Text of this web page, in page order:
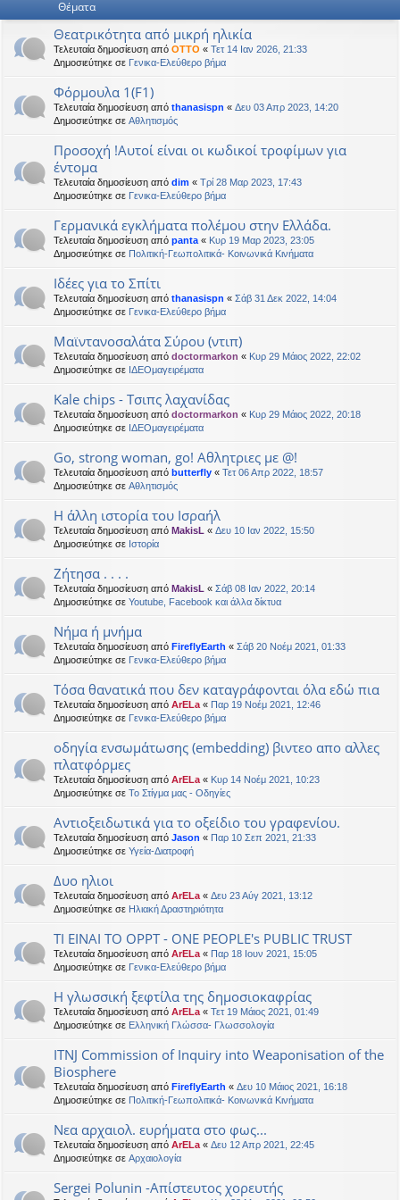
Θέματα
Θεατρικότητα από μικρή ηλικία
Τελευταία δημοσίευση από OTTO « Τετ 14 Ιαν 2026, 21:33
Δημοσιεύτηκε σε Γενικα-Ελεύθερο βήμα
Φόρμουλα 1(F1)
Τελευταία δημοσίευση από thanasispn « Δευ 03 Απρ 2023, 14:20
Δημοσιεύτηκε σε Αθλητισμός
Προσοχή !Αυτοί είναι οι κωδικοί τροφίμων για
έντομα
Τελευταία δημοσίευση από dim « Τρί 28 Μαρ 2023, 17:43
Δημοσιεύτηκε σε Γενικα-Ελεύθερο βήμα
Γερμανικά εγκλήματα πολέμου στην Ελλάδα.
Τελευταία δημοσίευση από panta « Κυρ 19 Μαρ 2023, 23:05
Δημοσιεύτηκε σε Πολιτική-Γεωπολιτικά- Κοινωνικά Κινήματα
Ιδέες για το Σπίτι
Τελευταία δημοσίευση από thanasispn « Σάβ 31 Δεκ 2022, 14:04
Δημοσιεύτηκε σε Γενικα-Ελεύθερο βήμα
Μαϊντανοσαλάτα Σύρου (ντιπ)
Τελευταία δημοσίευση από doctormarkon « Κυρ 29 Μάιος 2022, 22:02
Δημοσιεύτηκε σε ΙΔΕΟμαγειρέματα
Kale chips - Τσιπς λαχανίδας
Τελευταία δημοσίευση από doctormarkon « Κυρ 29 Μάιος 2022, 20:18
Δημοσιεύτηκε σε ΙΔΕΟμαγειρέματα
Go, strong woman, go! Αθλητριες με @!
Τελευταία δημοσίευση από butterfly « Τετ 06 Απρ 2022, 18:57
Δημοσιεύτηκε σε Αθλητισμός
Η άλλη ιστορία του Ισραήλ
Τελευταία δημοσίευση από MakisL « Δευ 10 Ιαν 2022, 15:50
Δημοσιεύτηκε σε Ιστορία
Ζήτησα . . . .
Τελευταία δημοσίευση από MakisL « Σάβ 08 Ιαν 2022, 20:14
Δημοσιεύτηκε σε Youtube, Facebook και άλλα δίκτυα
Νήμα ή μνήμα
Τελευταία δημοσίευση από FireflyEarth « Σάβ 20 Νοέμ 2021, 01:33
Δημοσιεύτηκε σε Γενικα-Ελεύθερο βήμα
Τόσα θανατικά που δεν καταγράφονται όλα εδώ πια
Τελευταία δημοσίευση από ArELa « Παρ 19 Νοέμ 2021, 12:46
Δημοσιεύτηκε σε Γενικα-Ελεύθερο βήμα
οδηγία ενσωμάτωσης (embedding) βιντεο απο αλλες
πλατφόρμες
Τελευταία δημοσίευση από ArELa « Κυρ 14 Νοέμ 2021, 10:23
Δημοσιεύτηκε σε Το Στίγμα μας - Οδηγίες
Αντιοξειδωτικά για το οξείδιο του γραφενίου.
Τελευταία δημοσίευση από Jason « Παρ 10 Σεπ 2021, 21:33
Δημοσιεύτηκε σε Υγεία-Διατροφή
Δυο ηλιοι
Τελευταία δημοσίευση από ArELa « Δευ 23 Αύγ 2021, 13:12
Δημοσιεύτηκε σε Ηλιακή Δραστηριότητα
ΤΙ ΕΙΝΑΙ ΤΟ OPPT - ONE PEOPLE's PUBLIC TRUST
Τελευταία δημοσίευση από ArELa « Παρ 18 Ιουν 2021, 15:05
Δημοσιεύτηκε σε Γενικα-Ελεύθερο βήμα
Η γλωσσική ξεφτίλα της δημοσιοκαφρίας
Τελευταία δημοσίευση από ArELa « Τετ 19 Μάιος 2021, 01:49
Δημοσιεύτηκε σε Ελληνική Γλώσσα- Γλωσσολογία
ITNJ Commission of Inquiry into Weaponisation of the
Biosphere
Τελευταία δημοσίευση από FireflyEarth « Δευ 10 Μάιος 2021, 16:18
Δημοσιεύτηκε σε Πολιτική-Γεωπολιτικά- Κοινωνικά Κινήματα
Νεα αρχαιολ. ευρήματα στο φως...
Τελευταία δημοσίευση από ArELa « Δευ 12 Απρ 2021, 22:45
Δημοσιεύτηκε σε Αρχαιολογία
Sergei Polunin -Απίστευτος χορευτής